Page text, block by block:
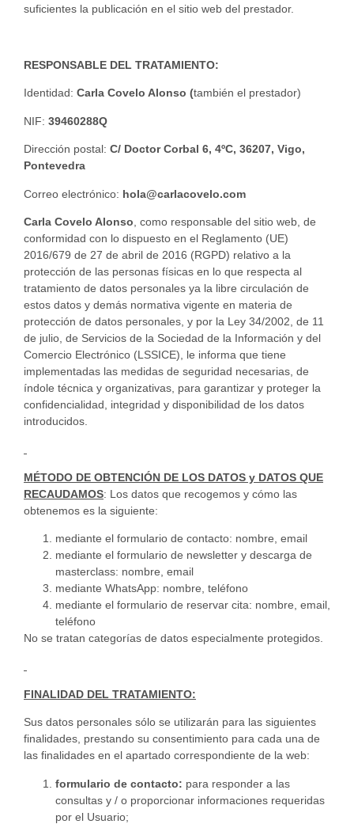
suficientes la publicación en el sitio web del prestador.
RESPONSABLE DEL TRATAMIENTO:
Identidad: Carla Covelo Alonso (también el prestador)
NIF: 39460288Q
Dirección postal: C/ Doctor Corbal 6, 4ºC, 36207, Vigo,
Pontevedra
Correo electrónico: hola@carlacovelo.com
Carla Covelo Alonso , como responsable del sitio web, de
conformidad con lo dispuesto en el Reglamento (UE)
2016/679 de 27 de abril de 2016 (RGPD) relativo a la
protección de las personas físicas en lo que respecta al
tratamiento de datos personales ya la libre circulación de
estos datos y demás normativa vigente en materia de
protección de datos personales, y por la Ley 34/2002, de 11
de julio, de Servicios de la Sociedad de la Información y del
Comercio Electrónico (LSSICE), le informa que tiene
implementadas las medidas de seguridad necesarias, de
índole técnica y organizativas, para garantizar y proteger la
confidencialidad, integridad y disponibilidad de los datos
introducidos.
MÉTODO DE OBTENCIÓN DE LOS DATOS y DATOS QUE
RECAUDAMOS: Los datos que recogemos y cómo las
obtenemos es la siguiente:
mediante el formulario de contacto: nombre, email
mediante el formulario de newsletter y descarga de
masterclass: nombre, email
mediante WhatsApp: nombre, teléfono
mediante el formulario de reservar cita: nombre, email,
teléfono
No se tratan categorías de datos especialmente protegidos.
FINALIDAD DEL TRATAMIENTO:
Sus datos personales sólo se utilizarán para las siguientes
finalidades, prestando su consentimiento para cada una de
las finalidades en el apartado correspondiente de la web:
formulario de contacto: para responder a las
consultas y / o proporcionar informaciones requeridas
por el Usuario;